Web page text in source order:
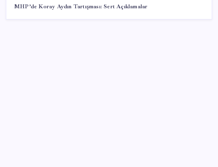
MHP’de Koray Aydın Tartışması: Sert Açıklamalar